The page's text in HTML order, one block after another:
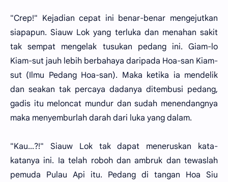
"Crep!" Kejadian cepat ini benar-benar mengejutkan
siapapun. Siauw Lok yang terluka dan menahan sakit
tak sempat mengelak tusukan pedang ini. Giam-lo
Kiam-sut jauh lebih berbahaya daripada Hoa-san Kiam-
sut (Ilmu Pedang Hoa-san). Maka ketika ia mendelik
dan seakan tak percaya dadanya ditembusi pedang,
gadis itu meloncat mundur dan sudah menendangnya
maka menyemburlah darah dari luka yang dalam.
"Kau...?!" Siauw Lok tak dapat meneruskan kata-
katanya ini. Ia telah roboh dan ambruk dan tewaslah
pemuda Pulau Api itu. Pedang di tangan Hoa Siu